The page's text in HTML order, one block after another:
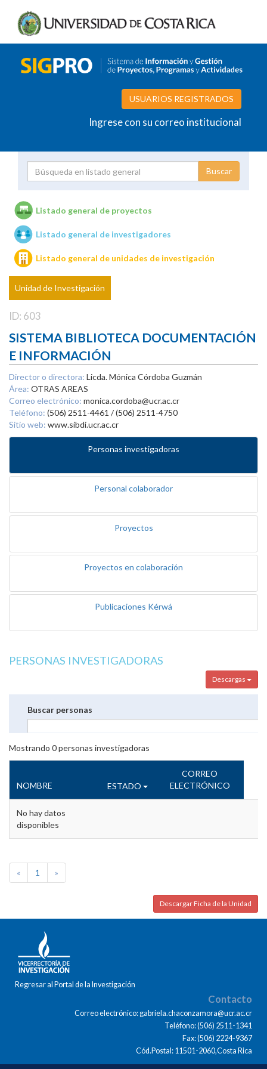
USUARIOS REGISTRADOS
Ingrese con su correo institucional
Unidades de investigación
Listado general de proyectos
Listado general de investigadores
Listado general de unidades de investigación
Unidad de Investigación
ID: 603
SISTEMA BIBLIOTECA DOCUMENTACIÓN
E INFORMACIÓN
Director o directora: Licda. Mónica Córdoba Guzmán
Área: OTRAS AREAS
Correo electrónico: monica.cordoba@ucr.ac.cr
Teléfono: (506) 2511-4461 / (506) 2511-4750
Sitio web: www.sibdi.ucr.ac.cr
Personas investigadoras
Personal colaborador
Proyectos
Proyectos en colaboración
Publicaciones Kérwá
PERSONAS INVESTIGADORAS
Descargas
Buscar personas
Mostrando 0personas investigadoras
NOMBRE ESTADO
CORREO
ELECTRÓNICO
No hay datos
disponibles
« 1 »
Descargar Ficha de la Unidad
Regresar al Portal de la Investigación
Contacto
Correo electrónico: gabriela.chaconzamora@ucr.ac.cr
Teléfono: (506) 2511-1341
Fax: (506) 2224-9367
Cód.Postal: 11501-2060,Costa Rica